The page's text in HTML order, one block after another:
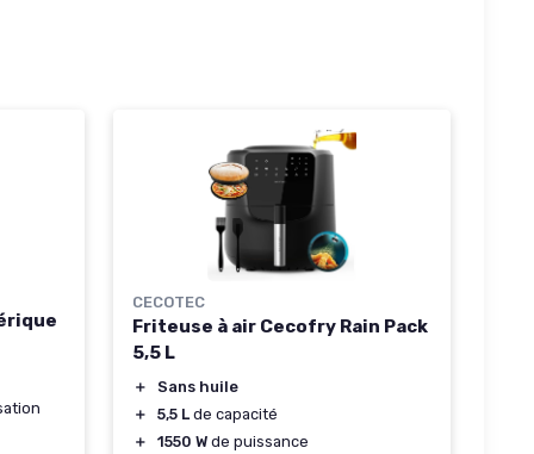
CECOTEC
Friteuse à air Cecofry Rain Pack
5,5 L
＋
Sans huile
＋
5,5 L de capacité
＋
1550 W de puissance